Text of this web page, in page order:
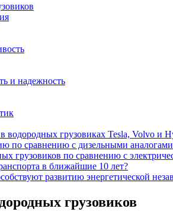
и надежность
водородных грузовиках Tesla, Volvo и
по сравнению с дизельными
грузовиков по сравнению с
в ближайшие 10 лет?
развитию энергетической
грузовиков